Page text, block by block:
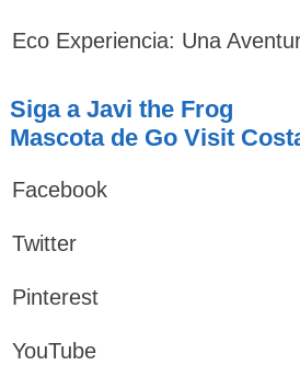
Eco Experiencia: Una
Siga a Javi the Frog
Mascota de Go Visit
Facebook
Twitter
Pinterest
YouTube